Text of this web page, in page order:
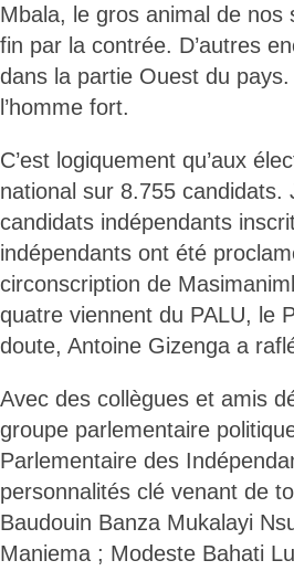
Mbala, le gros animal de nos
fin par la contrée. D’autres
dans la partie Ouest du
l’homme fort.
C’est logiquement qu’aux
national sur 8.755
candidats indépendants
indépendants ont été
circonscription de
quatre viennent du PALU, le
doute, Antoine Gizenga a
Avec des collègues et amis
groupe parlementaire
Parlementaire des
personnalités clé venant de
Baudouin Banza Mukalayi
Maniema ; Modeste Bahati